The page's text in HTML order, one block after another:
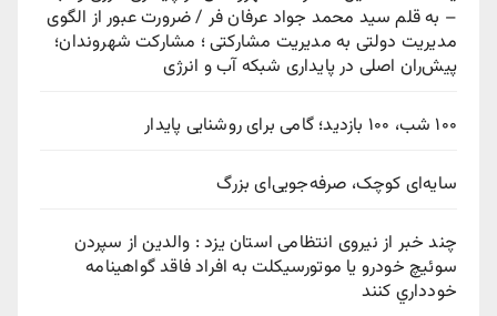
– به قلم سید محمد جواد عرفان فر / ضرورت عبور از الگوی
مدیریت دولتی به مدیریت مشارکتی ؛ مشارکت شهروندان؛
پیش‌ران اصلی در پایداری شبکه آب و انرژی
۱۰۰ شب، ۱۰۰ بازدید؛ گامی برای روشنایی پایدار
سایه‌ای کوچک، صرفه‌جویی‌ای بزرگ
چند خبر از نیروی انتظامی استان یزد : والدين از سپردن
سوئيچ خودرو يا موتورسيکلت به افراد فاقد گواهينامه
خودداري کنند